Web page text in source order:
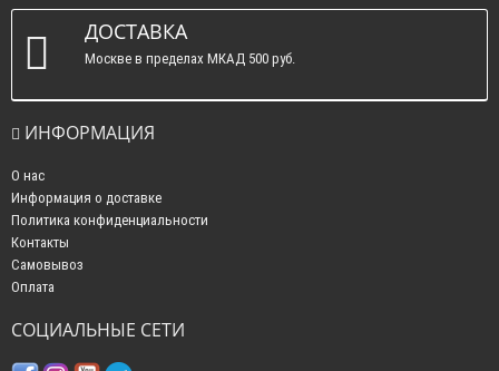
ДОСТАВКА
Москве в пределах МКАД 500 руб.
ИНФОРМАЦИЯ
О нас
Информация о доставке
Политика конфиденциальности
Контакты
Самовывоз
Оплата
СОЦИАЛЬНЫЕ СЕТИ